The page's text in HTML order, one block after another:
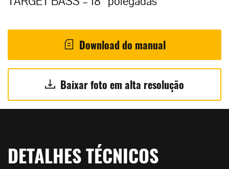
Download do manual
Baixar foto em alta resolução
DETALHES TÉCNICOS